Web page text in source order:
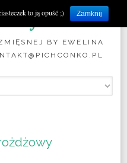
BY EWELINA
to ją opuść ;) Zamknij